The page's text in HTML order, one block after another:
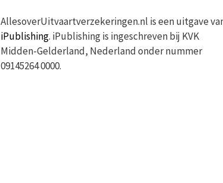
AllesoverUitvaartverzekeringen.nl is een uitgave
iPublishing. iPublishing is ingeschreven bij KVK
Midden-Gelderland, Nederland onder nummer
09145264 0000.